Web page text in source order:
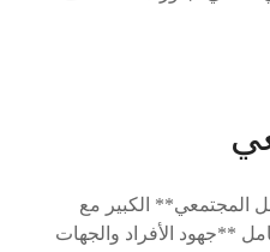
المجتمعي** الكبير مع
**جهود الأفراد والجهات